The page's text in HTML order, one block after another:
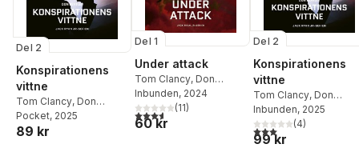
Del 2
Konspirationens
vittne
Tom Clancy, Don
Bentley
Pocket, 2025
89 kr
Del 1
Under attack
Tom Clancy, Don
Bentley
Inbunden, 2024
3,6utav 5 stjärnor. Totalt antal röster:
(11)
60 kr
Del 2
Konspirationens
vittne
Tom Clancy, Don
Bentley
Inbunden, 2025
3,0utav 5 stjärnor.
(4)
99 kr